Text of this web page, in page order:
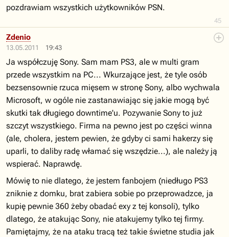
45
pozdrawiam wszystkich użytkowników PSN.
13.05.2011 19:43
Zdenio
Ja współczuję Sony. Sam mam PS3, ale w multi gram
przede wszystkim na PC... Wkurzające jest, że tyle osób
bezsensownie rzuca mięsem w stronę Sony, albo wychwala
Microsoft, w ogóle nie zastanawiając się jakie mogą być
skutki tak długiego downtime'u. Pozywanie Sony to już
szczyt wszystkiego. Firma na pewno jest po części winna
(ale, cholera, jestem pewien, że gdyby ci sami hakerzy się
uparli, to daliby radę włamać się wszędzie...), ale należy ją
wspierać. Naprawdę.
Mówię to nie dlatego, że jestem fanbojem (niedługo PS3
zniknie z domku, brat zabiera sobie po przeprowadzce, ja
kupię pewnie 360 żeby obadać exy z tej konsoli), tylko
dlatego, że atakując Sony, nie atakujemy tylko tej firmy.
Pamiętajmy, że na ataku tracą też takie świetne studia jak